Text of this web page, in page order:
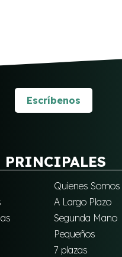
Escríbenos
PRINCIPALES
Quienes Somos
A Largo Plazo
Segunda Mano
Pequeños
7 plazas